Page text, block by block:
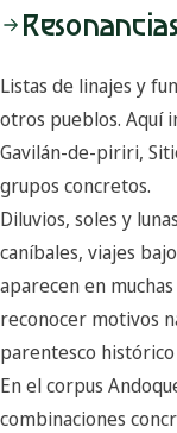
Listas de linajes y
otros pueblos. Aquí
Gavilán-de-piriri,
grupos concretos.
Diluvios, soles y
caníbales, viajes
aparecen en
reconocer motivos
parentesco
En el corpus
combinaciones